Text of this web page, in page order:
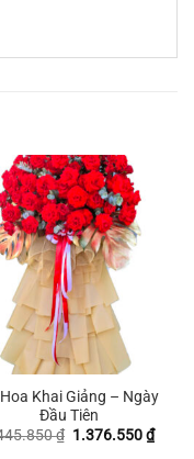
Khai Giảng – Ngày
Đầu Tiên
₫ Giá
1.376.550₫Giá
hiện